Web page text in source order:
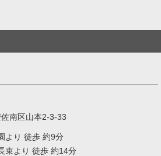
南区山本2-3-33
より 徒歩 約9分
束より 徒歩 約14分